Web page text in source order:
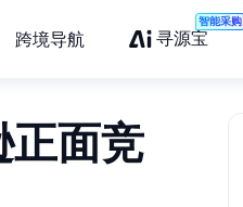
跨境导航 寻源宝
智能采购
正面竞